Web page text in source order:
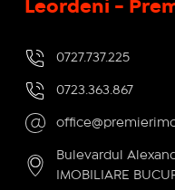
Leordeni -
0727.737.225
0723.363.867
Bulevardul
IMOBILIARE